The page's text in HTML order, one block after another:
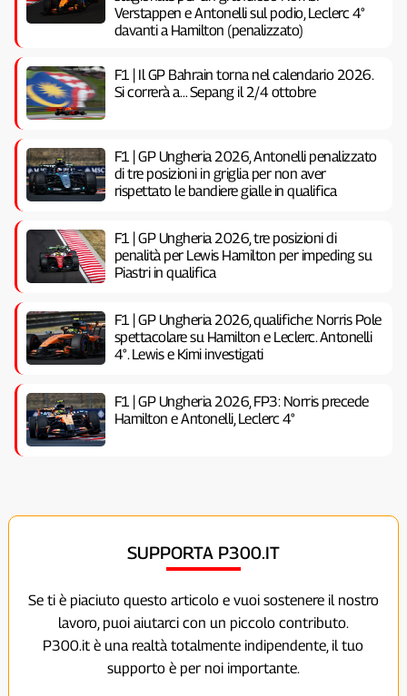
Verstappen e Antonelli sul podio, Leclerc 4°
davanti a Hamilton (penalizzato)
F1 | Il GP Bahrain torna nel calendario 2026.
Si correrà a… Sepang il 2/4 ottobre
F1 | GP Ungheria 2026, Antonelli penalizzato
di tre posizioni in griglia per non aver
rispettato le bandiere gialle in qualifica
F1 | GP Ungheria 2026, tre posizioni di
penalità per Lewis Hamilton per impeding su
Piastri in qualifica
F1 | GP Ungheria 2026, qualifiche: Norris Pole
spettacolare su Hamilton e Leclerc. Antonelli
4°. Lewis e Kimi investigati
F1 | GP Ungheria 2026, FP3: Norris precede
Hamilton e Antonelli, Leclerc 4°
SUPPORTA P300.IT
Se ti è piaciuto questo articolo e vuoi sostenere il nostro
lavoro, puoi aiutarci con un piccolo contributo.
P300.it è una realtà totalmente indipendente, il tuo
supporto è per noi importante.